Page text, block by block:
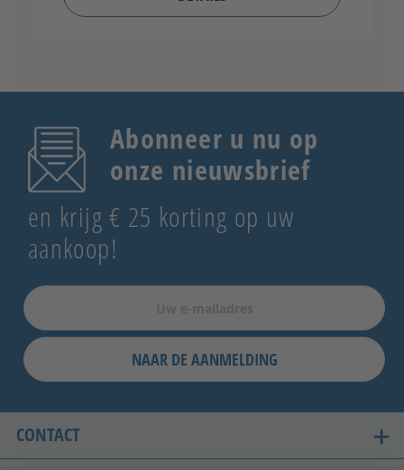
Abonneer u nu op
onze nieuwsbrief
en krijg € 25 korting op uw
aankoop!
NAAR DE AANMELDING
CONTACT